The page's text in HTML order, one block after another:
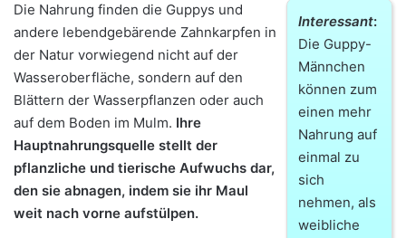
Interessant:
Die Guppy-
Männchen
können zum
einen mehr
Nahrung auf
einmal zu
sich
nehmen, als
weibliche
Die Nahrung finden die Guppys und
andere lebendgebärende Zahnkarpfen in
der Natur vorwiegend nicht auf der
Wasseroberfläche, sondern auf den
Blättern der Wasserpflanzen oder auch
auf dem Boden im Mulm. Ihre
Hauptnahrungsquelle stellt der
pflanzliche und tierische Aufwuchs dar,
den sie abnagen, indem sie ihr Maul
weit nach vorne aufstülpen.